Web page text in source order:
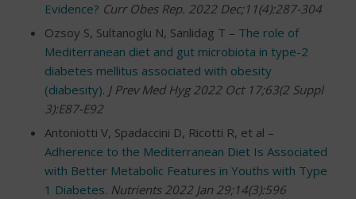
Evidence? Curr Obes Rep. 2022 Dec;11(4):287-304
Ozsoy S, Sultanoglu N, Sanlidag T – The role of
Mediterranean diet and gut microbiota in type-2
diabetes mellitus associated with obesity
(diabesity). J Prev Med Hyg 2022 Oct 17;63(2 Suppl
3):E87-E92
Antoniotti V, Spadaccini D, Ricotti R, et al –
Adherence to the Mediterranean Diet Is Associated
with Better Metabolic Features in Youths with Type
1 Diabetes. Nutrients 2022 Jan 29;14(3):596